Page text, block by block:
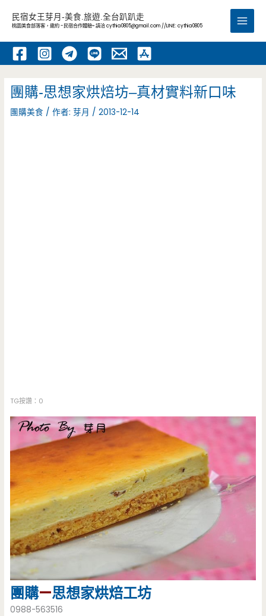
內
民宿女王芽月-美食.旅遊.全台趴趴走
桃園美食部落客，邀約 -民宿合作體驗~ 請洽cythia0805@gmail.com //LINE: cythia0805
Main
團購-思想家烘焙坊–真材實料新口味
團購美食 / 作者:芽月 /2013-12-14
TG按讚：0
團購—思想家烘焙工坊
0988-563516